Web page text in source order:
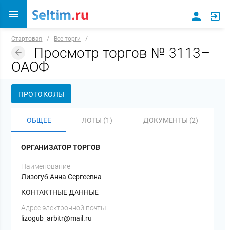
Стартовая / Все торги /
Просмотр торгов № 3113–
ОАОФ
ПРОТОКОЛЫ
ОБЩЕЕ ЛОТЫ (1) ДОКУМЕНТЫ (2)
ОРГАНИЗАТОР ТОРГОВ
Наименование
Лизогуб Анна Сергеевна
КОНТАКТНЫЕ ДАННЫЕ
Адрес электронной почты
lizogub_arbitr@mail.ru